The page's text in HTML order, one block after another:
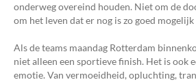
onderweg overeind houden. Niet om de
om het leven dat er nog is zo goed
Als de teams maandag Rotterdam
niet alleen een sportieve finish. Het is ook
emotie. Van vermoeidheid, opluchting,